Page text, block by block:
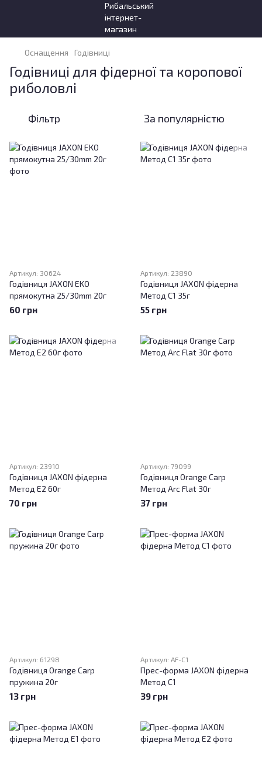
Оснащення Годівниці
Годівниці для фідерної та коропової
риболовлі
Фільтр За популярністю
Артикул: 30624
Годівниця JAXON EKO
прямокутна 25/30mm 20г
60 грн
Артикул: 23890
Годівниця JAXON фідерна
Метод C1 35г
55 грн
Артикул: 23910
Годівниця JAXON фідерна
Метод E2 60г
70 грн
Артикул: 79099
Годівниця Orange Carp
Метод Arc Flat 30г
37 грн
Артикул: 61298
Годівниця Orange Carp
пружина 20г
13 грн
Артикул: AF-C1
Прес-форма JAXON фідерна
Метод C1
39 грн